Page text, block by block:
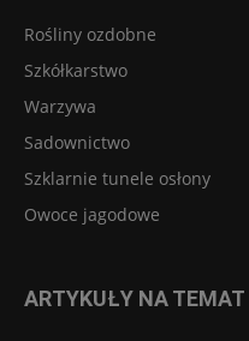
Rośliny ozdobne
Szkółkarstwo
Warzywa
Sadownictwo
Szklarnie tunele osłony
Owoce jagodowe
ARTYKUŁY NA TEMAT